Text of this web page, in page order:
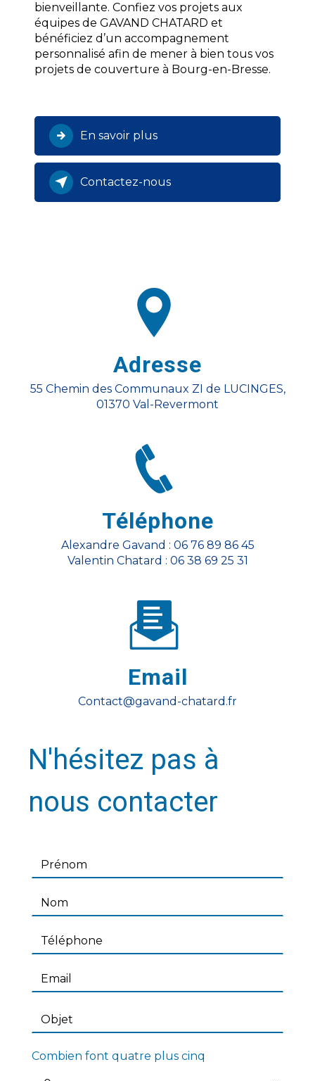
bienveillante. Confiez vos projets aux
équipes de GAVAND CHATARD et
bénéficiez d’un accompagnement
personnalisé afin de mener à bien tous vos
projets de couverture à Bourg-en-Bresse.
En savoir plus
Contactez-nous
Adresse
55 Chemin des Communaux ZI de LUCINGES,
01370 Val-Revermont
Téléphone
Alexandre Gavand : 06 76 89 86 45
Valentin Chatard : 06 38 69 25 31
Email
contact@gavand-chatard.fr
N'hésitez pas à
nous contacter
Combien font quatre plus cinq